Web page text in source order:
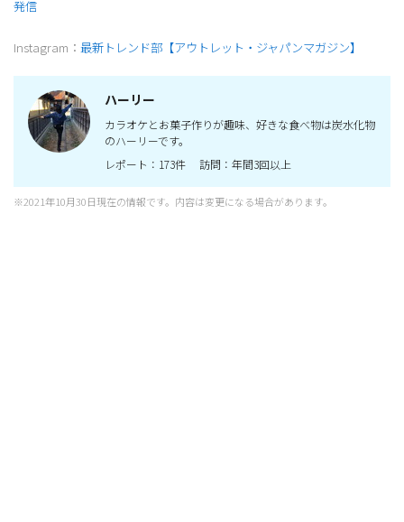
発信
Instagram： 最新トレンド部【アウトレット・ジャパンマガジン】
ハーリー
カラオケとお菓子作りが趣味、好きな食べ物は炭水化物
のハーリーです。
レポート：173件 訪問：年間3回以上
※2021年10月30日現在の情報です。内容は変更になる場合があります。